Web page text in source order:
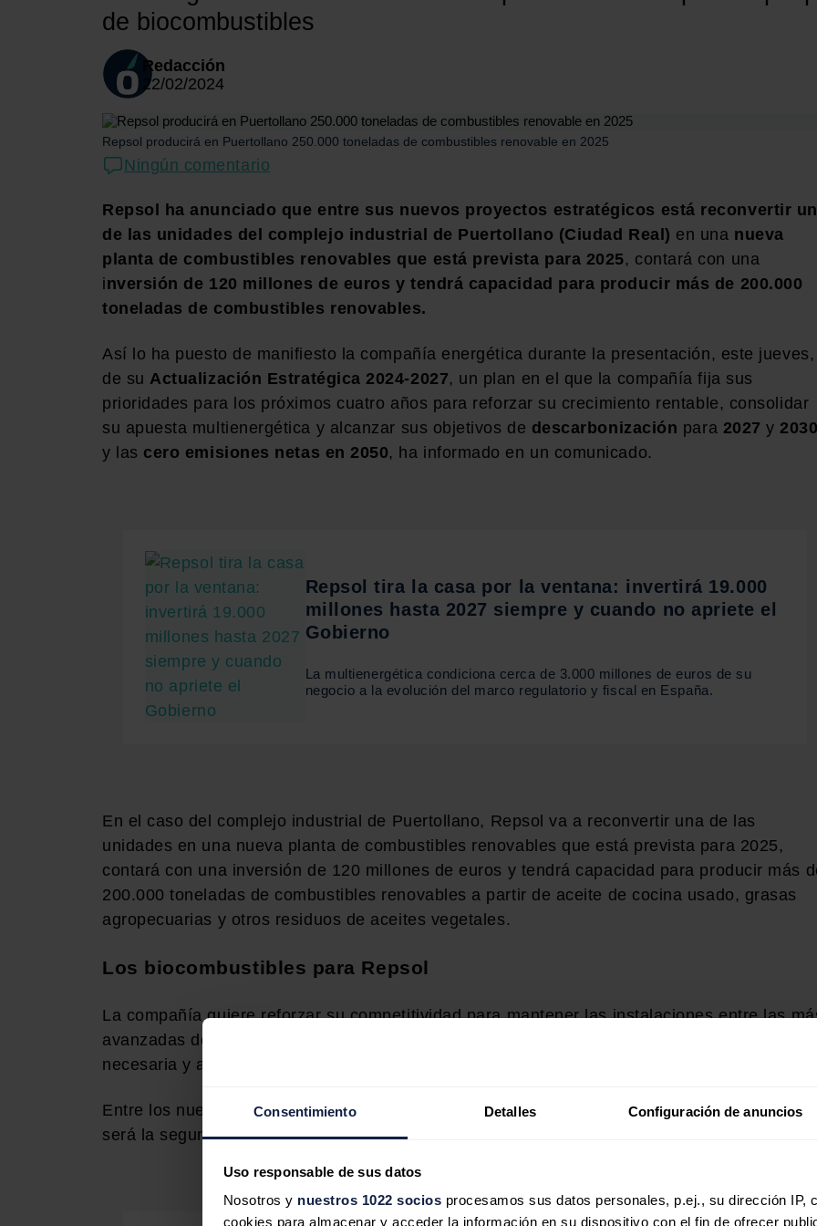
Consentimiento Detalles Configuración de anuncios
Uso responsable de sus datos
Nosotros y nuestros 1022 socios procesamos sus datos personales, p.ej., su dirección IP,
cookies para almacenar y acceder la información en su dispositivo con el fin de ofrecer
de biocombustibles
Redacción
22/02/2024
Repsol producirá en Puertollano 250.000 toneladas de combustibles renovable en 2025
Ningún comentario
Repsol ha anunciado que entre sus nuevos proyectos estratégicos está reconvertir
de las unidades del complejo industrial de Puertollano (Ciudad Real) en una nueva
planta de combustibles renovables que está prevista para 2025, contará con una
inversión de 120 millones de euros y tendrá capacidad para producir más de 200.000
toneladas de combustibles renovables.
Así lo ha puesto de manifiesto la compañía energética durante la presentación, este jueves,
de su Actualización Estratégica 2024-2027, un plan en el que la compañía fija sus
prioridades para los próximos cuatro años para reforzar su crecimiento rentable, consolidar
su apuesta multienergética y alcanzar sus objetivos de descarbonización para 2027 y
y las cero emisiones netas en 2050, ha informado en un comunicado.
Repsol tira la casa por la ventana: invertirá 19.000
millones hasta 2027 siempre y cuando no apriete el
Gobierno
La multienergética condiciona cerca de 3.000 millones de euros de su
negocio a la evolución del marco regulatorio y fiscal en España.
En el caso del complejo industrial de Puertollano, Repsol va a reconvertir una de las
unidades en una nueva planta de combustibles renovables que está prevista para 2025,
contará con una inversión de 120 millones de euros y tendrá capacidad para producir más
200.000 toneladas de combustibles renovables a partir de aceite de cocina usado, grasas
agropecuarias y otros residuos de aceites vegetales.
Los biocombustibles para Repsol
La compañía quiere reforzar su competitividad para mantener las instalaciones entre las
avanzadas del mundo y creará nuevas iniciativas bajas en carbono, dotándolas de la escala
necesaria y asegurando que acompasa la
Entre los nuevos proyectos, se encuentra la nueva planta de combustibles renovables, que
será la segunda de Repsol tras la puesta en marcha, durante este mes, de la de Cartagena.